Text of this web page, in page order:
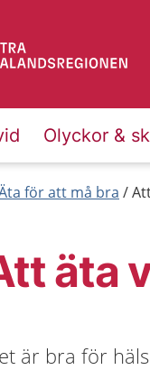
Olyckor &
för att må bra
äta
är bra för